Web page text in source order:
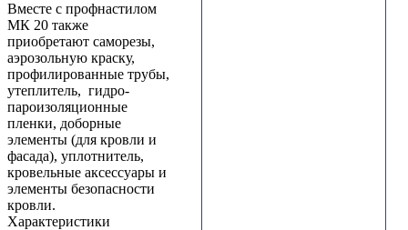
Вместе с профнастилом
МК 20 также
приобретают саморезы,
аэрозольную краску,
профилированные трубы,
утеплитель, гидро-
пароизоляционные
пленки, доборные
элементы (для кровли и
фасада), уплотнитель,
кровельные аксессуары и
элементы безопасности
кровли.
Характеристики